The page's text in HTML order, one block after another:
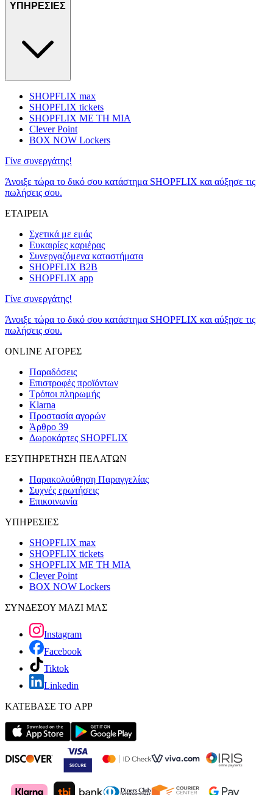
ΥΠΗΡΕΣΙΕΣ
SHOPFLIX max
SHOPFLIX tickets
SHOPFLIX ΜΕ ΤΗ ΜΙΑ
Clever Point
BOX NOW Lockers
Γίνε συνεργάτης!
Άνοιξε τώρα το δικό σου κατάστημα SHOPFLIX και αύξησε τις
πωλήσεις σου.
ΕΤΑΙΡΕΙΑ
Σχετικά με εμάς
Ευκαιρίες καριέρας
Συνεργαζόμενα καταστήματα
SHOPFLIX B2B
SHOPFLIX app
Γίνε συνεργάτης!
Άνοιξε τώρα το δικό σου κατάστημα SHOPFLIX και αύξησε τις
πωλήσεις σου.
ONLINE ΑΓΟΡΕΣ
Παραδόσεις
Επιστροφές προϊόντων
Τρόποι πληρωμής
Klarna
Προστασία αγορών
Άρθρο 39
Δωροκάρτες SHOPFLIX
ΕΞΥΠΗΡΕΤΗΣΗ ΠΕΛΑΤΩΝ
Παρακολούθηση Παραγγελίας
Συχνές ερωτήσεις
Επικοινωνία
ΥΠΗΡΕΣΙΕΣ
SHOPFLIX max
SHOPFLIX tickets
SHOPFLIX ΜΕ ΤΗ ΜΙΑ
Clever Point
BOX NOW Lockers
ΣΥΝΔΕΣΟΥ ΜΑΖΙ ΜΑΣ
Instagram
Facebook
Tiktok
Linkedin
ΚΑΤΕΒΑΣΕ ΤΟ APP